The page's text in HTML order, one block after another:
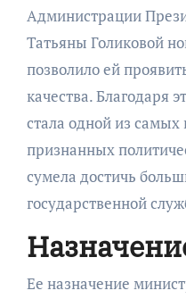
Администрации
Татьяны Голиковой
позволило ей
качества. Благодаря
стала одной из
признанных
сумела достичь
государственной
Ее назначение